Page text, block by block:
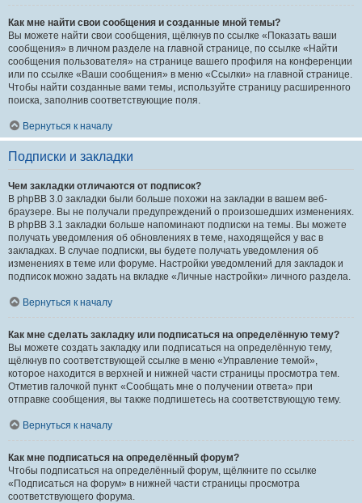
Как мне найти свои сообщения и созданные мной темы?
Вы можете найти свои сообщения, щёлкнув по ссылке «Показать ваши
сообщения» в личном разделе на главной странице, по ссылке «Найти
сообщения пользователя» на странице вашего профиля на конференции
или по ссылке «Ваши сообщения» в меню «Ссылки» на главной странице.
Чтобы найти созданные вами темы, используйте страницу расширенного
поиска, заполнив соответствующие поля.
Вернуться к началу
Подписки и закладки
Чем закладки отличаются от подписок?
В phpBB 3.0 закладки были больше похожи на закладки в вашем веб-
браузере. Вы не получали предупреждений о произошедших изменениях.
В phpBB 3.1 закладки больше напоминают подписки на темы. Вы можете
получать уведомления об обновлениях в теме, находящейся у вас в
закладках. В случае подписки, вы будете получать уведомления об
изменениях в теме или форуме. Настройки уведомлений для закладок и
подписок можно задать на вкладке «Личные настройки» личного раздела.
Вернуться к началу
Как мне сделать закладку или подписаться на определённую тему?
Вы можете создать закладку или подписаться на определённую тему,
щёлкнув по соответствующей ссылке в меню «Управление темой»,
которое находится в верхней и нижней части страницы просмотра тем.
Отметив галочкой пункт «Сообщать мне о получении ответа» при
отправке сообщения, вы также подпишетесь на соответствующую тему.
Вернуться к началу
Как мне подписаться на определённый форум?
Чтобы подписаться на определённый форум, щёлкните по ссылке
«Подписаться на форум» в нижней части страницы просмотра
соответствующего форума.